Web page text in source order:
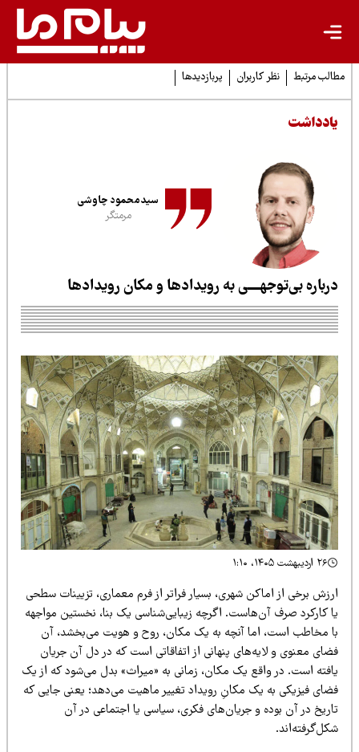
مرتبط نظر کاربران پربازدیدها
سیدمحمود چاوشی
مرمتگر
بی‌توجهــــی به رویدادها و مکان رویدادها
برخی از اماکن شهری، بسیار فراتر از فرم معماری، تزیینات سطحی
کارکرد صرف آن‌هاست. اگرچه زیبایی‌شناسی یک بنا، نخستین مواجهه
مخاطب است، اما آنچه به یک مکان، روح و هویت می‌بخشد، آن
معنوی و لایه‌های پنهانی از اتفاقاتی است که در دل آن جریان
است. در واقع یک مکان، زمانی به «میراث» بدل می‌شود که از یک
فیزیکی به یک مکانِ رویداد تغییر ماهیت می‌دهد؛ یعنی جایی که
در آن بوده و جریان‌های فکری، سیاسی یا اجتماعی در آن